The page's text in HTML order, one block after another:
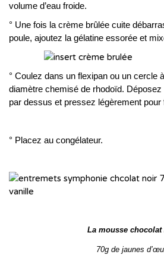
volume d’eau froide.
° Une fois la crème brûlée cuite
poule, ajoutez la gélatine essorée et
° Coulez dans un flexipan ou un cercle
diamètre chemisé de rhodoïd. Déposez
par dessus et pressez légèrement pour
° Placez au congélateur.
La mousse
70g de jaunes